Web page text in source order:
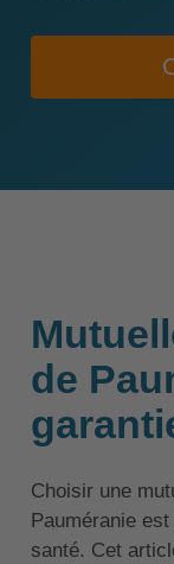
de
Choisir une
Pauméranie
santé. Cet